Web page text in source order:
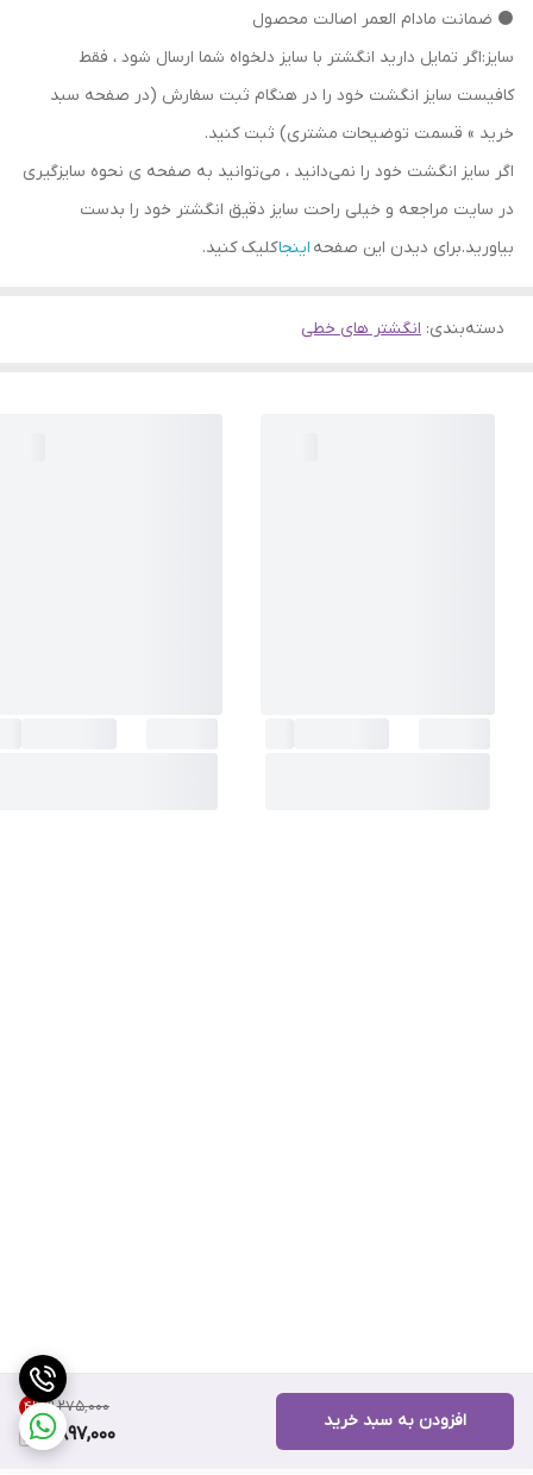
۹٬۲۷۵٬۰۰۰ 4%
8,897,000
افزودن به سبد خرید
⚫ ضمانت مادام العمر اصالت محصول
سایز:اگر تمایل دارید انگشتر با سایز دلخواه شما ارسال شود ، فقط
کافیست سایز انگشت خود را در هنگام ثبت سفارش (در صفحه سبد
خرید » قسمت توضیحات مشتری) ثبت کنید.
اگر سایز انگشت خود را نمی‌دانید ، می‌توانید به صفحه ی نحوه سایزگیری
در سایت مراجعه و خیلی راحت سایز دقیق انگشتر خود را بدست
بیاورید.برای دیدن این صفحه اینجاکلیک کنید.
دسته‌بندی: انگشتر های خطی